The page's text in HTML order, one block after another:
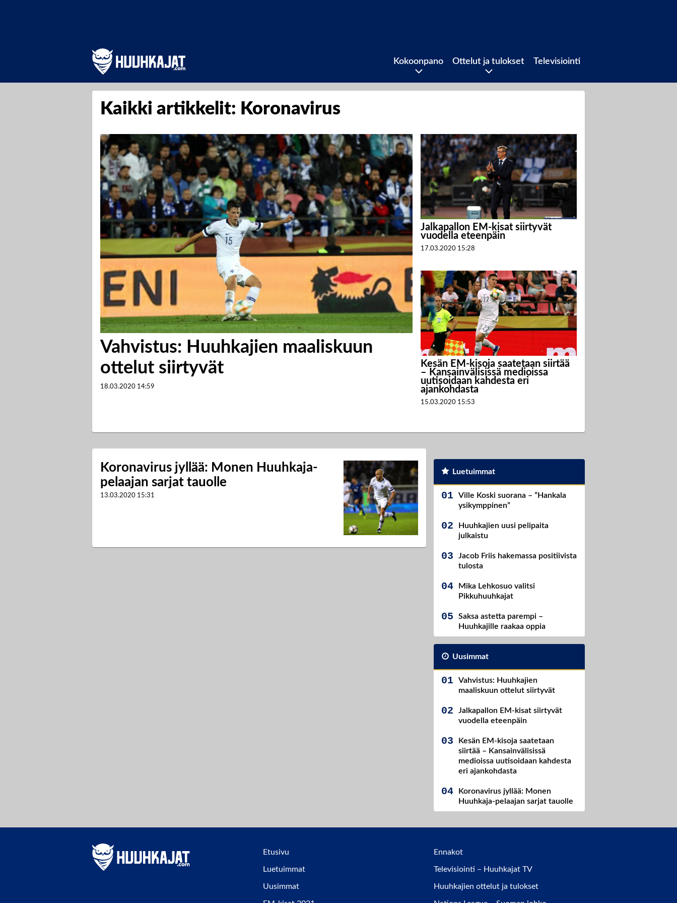
Kokoonpano Ottelut ja tulokset Televisiointi
Kaikki artikkelit: Koronavirus
Vahvistus: Huuhkajien maaliskuun
ottelut siirtyvät
18.03.2020 14:59
Jalkapallon EM-kisat siirtyvät
vuodella eteenpäin
17.03.2020 15:28
Kesän EM-kisoja saatetaan siirtää
– Kansainvälisissä medioissa
uutisoidaan kahdesta eri
ajankohdasta
15.03.2020 15:53
Koronavirus jyllää: Monen Huuhkaja-
pelaajan sarjat tauolle
13.03.2020 15:31
Luetuimmat
Ville Koski suorana – ”Hankala
ysikymppinen”
Huuhkajien uusi pelipaita
julkaistu
Jacob Friis hakemassa positiivista
tulosta
Mika Lehkosuo valitsi
Pikkuhuuhkajat
Saksa astetta parempi –
Huuhkajille raakaa oppia
Uusimmat
Vahvistus: Huuhkajien
maaliskuun ottelut siirtyvät
Jalkapallon EM-kisat siirtyvät
vuodella eteenpäin
Kesän EM-kisoja saatetaan
siirtää – Kansainvälisissä
medioissa uutisoidaan kahdesta
eri ajankohdasta
Koronavirus jyllää: Monen
Huuhkaja-pelaajan sarjat tauolle
Etusivu
Luetuimmat
Uusimmat
Ennakot
Televisiointi – Huuhkajat TV
Huuhkajien ottelut ja tulokset